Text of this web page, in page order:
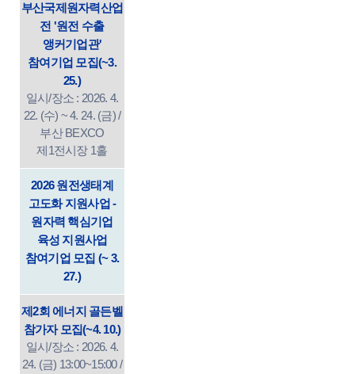
부산국제원자력산업
전 '원전 수출
앵커기업관'
참여기업 모집(~3.
25.)
일시/장소 : 2026. 4.
22. (수) ~ 4. 24. (금) /
부산 BEXCO
제1전시장 1홀
2026 원전생태계
고도화 지원사업 -
원자력 핵심기업
육성 지원사업
참여기업 모집 (~ 3.
27.)
제2회 에너지 골든벨
참가자 모집(~4. 10.)
일시/장소 : 2026. 4.
24. (금) 13:00~15:00 /